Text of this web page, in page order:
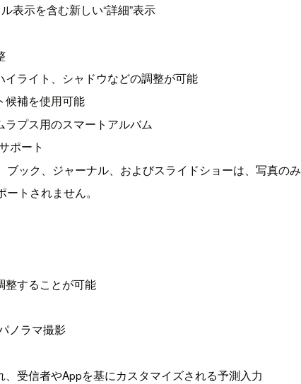
表示を含む新しい“詳細”表示
ライト、シャドウなどの調整が可能
候補を使用可能
プス用のスマートアルバム
ポート
ブック、ジャーナル、およびスライドショーは、写真の
トされません。
整することが可能
ノラマ撮影
受信者やAppを基にカスタマイズされる予測入力